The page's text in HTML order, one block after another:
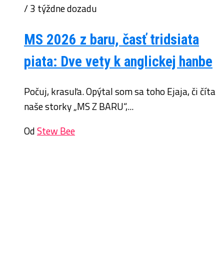
/ 3 týždne dozadu
MS 2026 z baru, časť tridsiata
piata: Dve vety k anglickej hanbe
Počuj, krasuľa. Opýtal som sa toho Ejaja, či číta
naše storky „MS Z BARU“,...
OdStew Bee